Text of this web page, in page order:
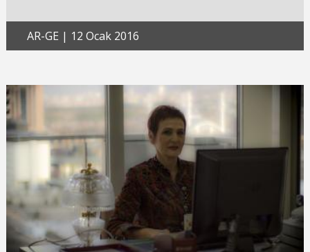
AR-GE | 12 Ocak 2016